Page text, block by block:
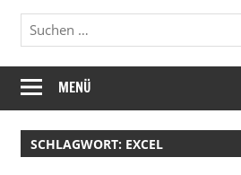
MENÜ
SCHLAGWORT: EXCEL